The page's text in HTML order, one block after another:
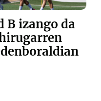
B izango da